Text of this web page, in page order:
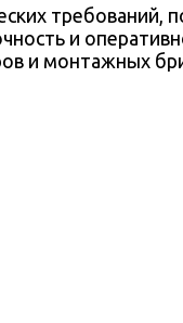
требований,
и
и монтажных